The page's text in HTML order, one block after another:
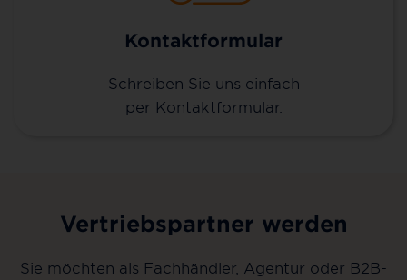
Kontaktformular
Schreiben Sie uns einfach
per Kontaktformular.
Vertriebspartner werden
Sie möchten als Fachhändler, Agentur oder B2B-